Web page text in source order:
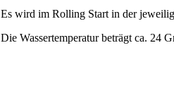
Es wird im Rolling Start in der
Die Wassertemperatur beträgt ca. 24